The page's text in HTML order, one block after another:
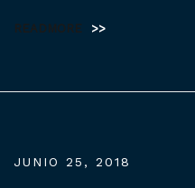
READMORE >>
JUNIO 25, 2018